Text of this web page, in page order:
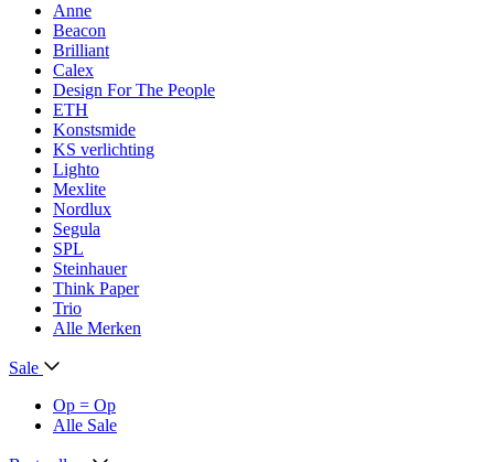
Anne
Beacon
Brilliant
Calex
Design For The People
ETH
Konstsmide
KS verlichting
Lighto
Mexlite
Nordlux
Segula
SPL
Steinhauer
Think Paper
Trio
Alle Merken
Sale
Op = Op
Alle Sale